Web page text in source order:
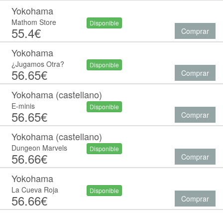
Yokohama
Mathom Store
55.4€
Disponible
Comprar
Yokohama
¿Jugamos Otra?
56.65€
Disponible
Comprar
Yokohama (castellano)
E-minis
56.65€
Disponible
Comprar
Yokohama (castellano)
Dungeon Marvels
56.66€
Disponible
Comprar
Yokohama
La Cueva Roja
56.66€
Disponible
Comprar